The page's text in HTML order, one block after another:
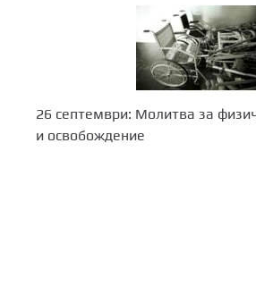
26 септември: Молитва за
и освобождение